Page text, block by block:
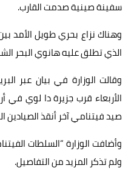
سفينة صينية صدمت القارب.
وهناك نزاع بحري طويل الأمد
الذي تطلق عليه هانوي البحر
وقالت الوزارة في بيان عبر
الأربعاء قرب جزيرة دا لوي في
صيد فيتنامي آخر أنقذ الصيادين
وأضافت الوزارة “السلطات
ولم تذكر المزيد من التفاصيل.